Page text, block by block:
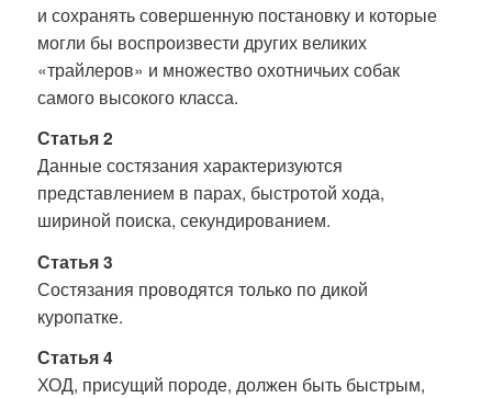
и сохранять совершенную постановку и которые
могли бы воспроизвести других великих
«трайлеров» и множество охотничьих собак
самого высокого класса.
Статья 2
Данные состязания характеризуются
представлением в парах, быстротой хода,
шириной поиска, секундированием.
Статья 3
Состязания проводятся только по дикой
куропатке.
Статья 4
ХОД, присущий породе, должен быть быстрым,